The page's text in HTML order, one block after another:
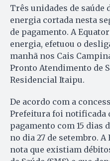
Três unidades de saúde
energia cortada nesta
de pagamento. A
energia, efetuou o
manhã nos Cais
Pronto Atendimento de
Residencial Itaipu.
De acordo com a
Prefeitura foi notificada
pagamento com 15 dias
no dia 27 de setembro.
nota que existiam